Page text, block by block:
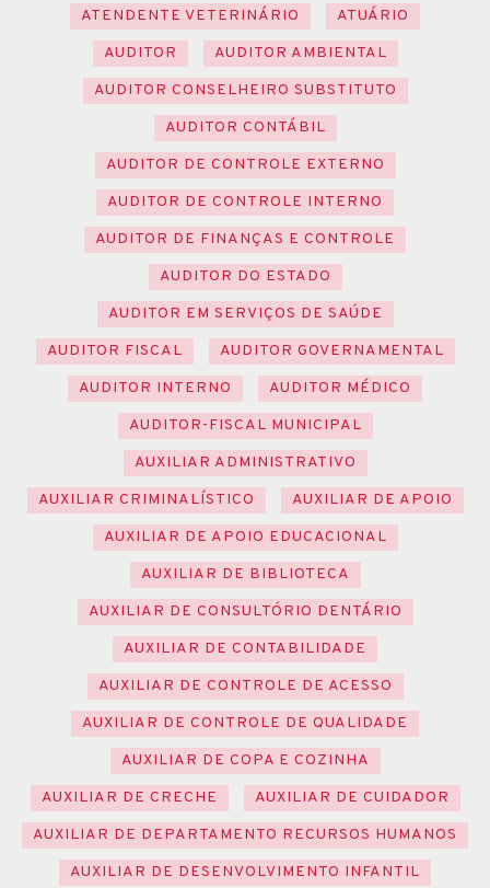
ATENDENTE VETERINÁRIO
ATUÁRIO
AUDITOR
AUDITOR AMBIENTAL
AUDITOR CONSELHEIRO SUBSTITUTO
AUDITOR CONTÁBIL
AUDITOR DE CONTROLE EXTERNO
AUDITOR DE CONTROLE INTERNO
AUDITOR DE FINANÇAS E CONTROLE
AUDITOR DO ESTADO
AUDITOR EM SERVIÇOS DE SAÚDE
AUDITOR FISCAL
AUDITOR GOVERNAMENTAL
AUDITOR INTERNO
AUDITOR MÉDICO
AUDITOR-FISCAL MUNICIPAL
AUXILIAR ADMINISTRATIVO
AUXILIAR CRIMINALÍSTICO
AUXILIAR DE APOIO
AUXILIAR DE APOIO EDUCACIONAL
AUXILIAR DE BIBLIOTECA
AUXILIAR DE CONSULTÓRIO DENTÁRIO
AUXILIAR DE CONTABILIDADE
AUXILIAR DE CONTROLE DE ACESSO
AUXILIAR DE CONTROLE DE QUALIDADE
AUXILIAR DE COPA E COZINHA
AUXILIAR DE CRECHE
AUXILIAR DE CUIDADOR
AUXILIAR DE DEPARTAMENTO RECURSOS HUMANOS
AUXILIAR DE DESENVOLVIMENTO INFANTIL